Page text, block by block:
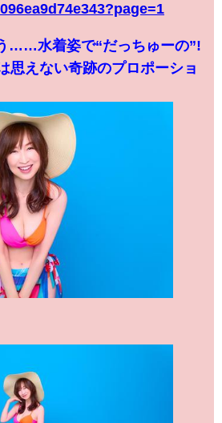
……水着姿で“だっちゅーの”!
思えない奇跡のプロポーショ